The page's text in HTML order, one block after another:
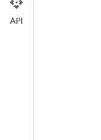
API